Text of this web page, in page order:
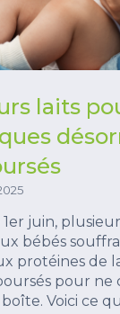
laits
1er juin,
bébés
protéines de
pour ne
Voici ce